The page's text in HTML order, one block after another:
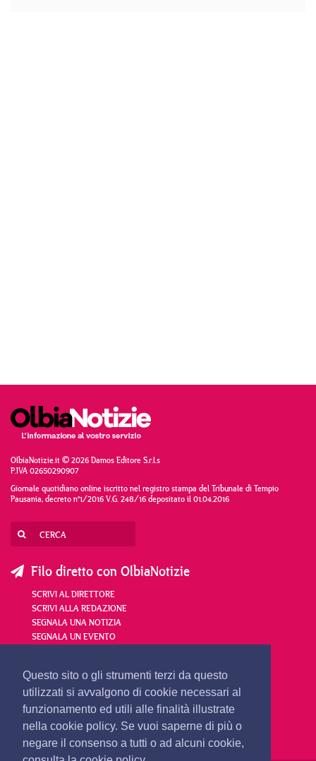
Questo sito o gli strumenti terzi da questo
utilizzati si avvalgono di cookie necessari al
funzionamento ed utili alle finalità illustrate
nella cookie policy. Se vuoi saperne di più o
negare il consenso a tutti o ad alcuni cookie,
OlbiaNotizie.it © 2026 Damos Editore S.r.l.s
P.IVA 02650290907
Giornale quotidiano online iscritto nel registro stampa del Tribunale di Tempio
Pausania, decreto n°1/2016 V.G. 248/16 depositato il 01.04.2016
Filo diretto con OlbiaNotizie
SCRIVI AL DIRETTORE
SCRIVI ALLA REDAZIONE
SEGNALA UNA NOTIZIA
SEGNALA UN EVENTO
redazione@olbianotizie.it